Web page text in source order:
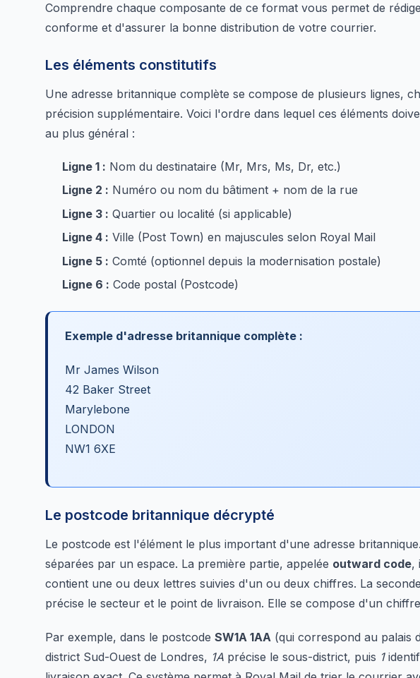
Comprendre chaque composante de ce format vous permet de
conforme et d'assurer la bonne distribution de votre courrier.
Les éléments constitutifs
Une adresse britannique complète se compose de plusieurs lignes,
précision supplémentaire. Voici l'ordre dans lequel ces éléments
au plus général :
Ligne 1 : Nom du destinataire (Mr, Mrs, Ms, Dr, etc.)
Ligne 2 : Numéro ou nom du bâtiment + nom de la rue
Ligne 3 : Quartier ou localité (si applicable)
Ligne 4 : Ville (Post Town) en majuscules selon Royal Mail
Ligne 5 : Comté (optionnel depuis la modernisation postale)
Ligne 6 : Code postal (Postcode)
Exemple d'adresse britannique complète :
Mr James Wilson
42 Baker Street
Marylebone
LONDON
NW1 6XE
Le postcode britannique décrypté
Le postcode est l'élément le plus important d'une adresse
séparées par un espace. La première partie, appelée outward code,
contient une ou deux lettres suivies d'un ou deux chiffres. La
précise le secteur et le point de livraison. Elle se compose d'un
Par exemple, dans le postcode SW1A 1AA (qui correspond au palais
district Sud-Ouest de Londres, 1A précise le sous-district, puis 1